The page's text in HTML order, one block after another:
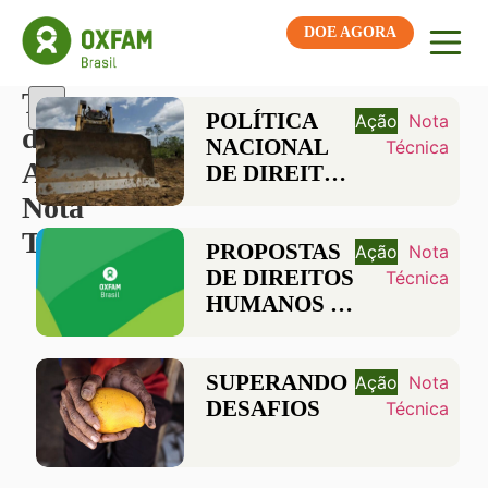
DOE AGORA
Tipo
de
Ação:
Nota
Técnica
POLÍTICA
NACIONAL
DE DIREITOS
Ação Nota
Técnica
PROPOSTAS
DE DIREITOS
HUMANOS E
SAFRA 100%
Ação Nota
Técnica
SUPERANDO
DESAFIOS
Ação Nota
Técnica